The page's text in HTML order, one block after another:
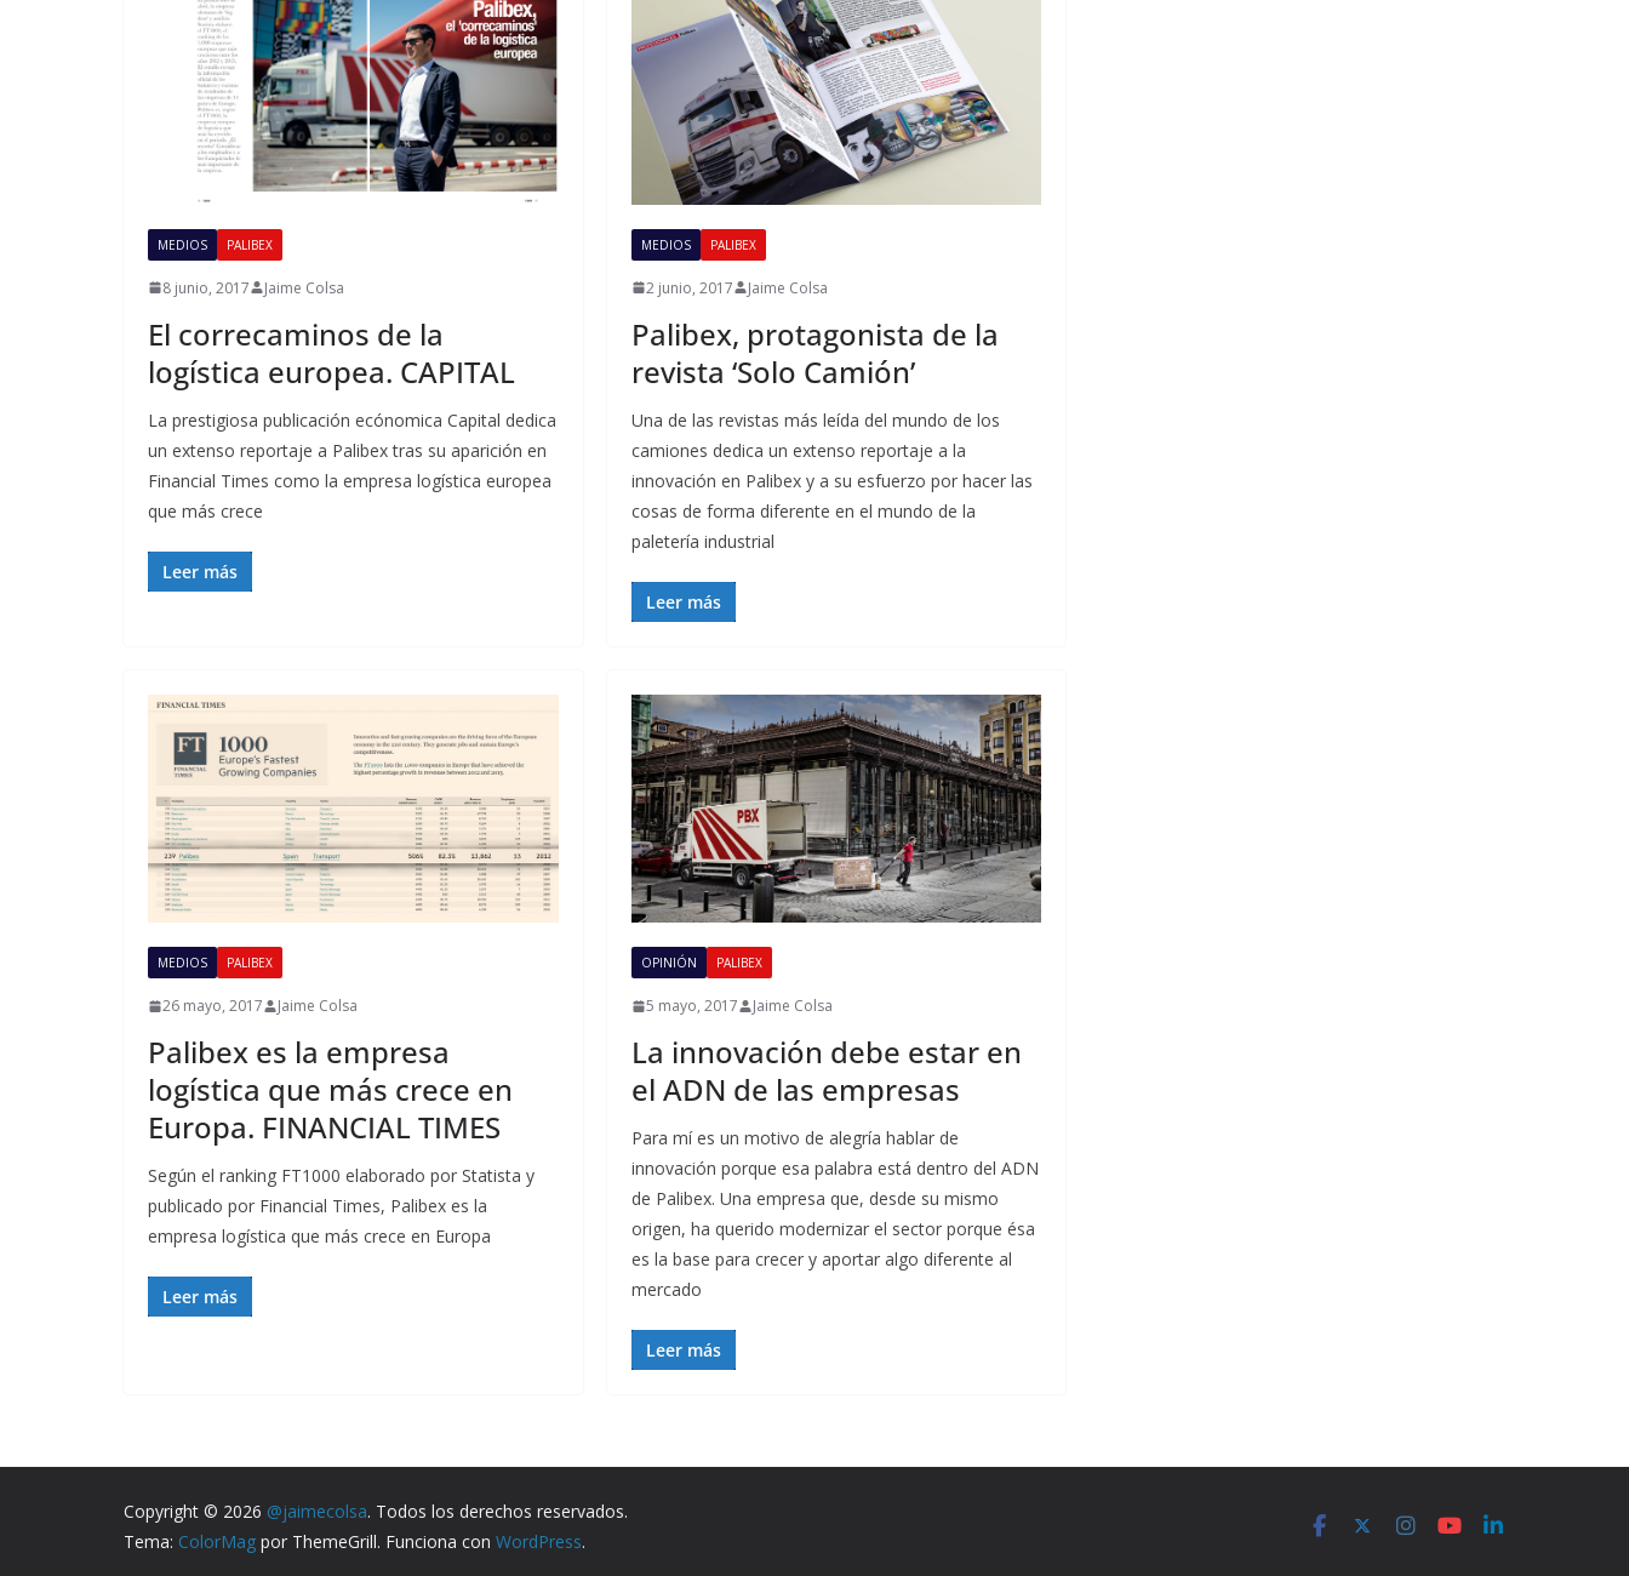
MEDIOS PALIBEX
8 junio, 2017 Jaime Colsa
El correcaminos de la
logística europea. CAPITAL
La prestigiosa publicación ecónomica Capital dedica
un extenso reportaje a Palibex tras su aparición en
Financial Times como la empresa logística europea
que más crece
Leer más
MEDIOS PALIBEX
2 junio, 2017 Jaime Colsa
Palibex, protagonista de la
revista ‘Solo Camión’
Una de las revistas más leída del mundo de los
camiones dedica un extenso reportaje a la
innovación en Palibex y a su esfuerzo por hacer las
cosas de forma diferente en el mundo de la
paletería industrial
Leer más
MEDIOS PALIBEX
26 mayo, 2017 Jaime Colsa
Palibex es la empresa
logística que más crece en
Europa. FINANCIAL TIMES
Según el ranking FT1000 elaborado por Statista y
publicado por Financial Times, Palibex es la
empresa logística que más crece en Europa
Leer más
OPINIÓN PALIBEX
5 mayo, 2017 Jaime Colsa
La innovación debe estar en
el ADN de las empresas
Para mí es un motivo de alegría hablar de
innovación porque esa palabra está dentro del ADN
de Palibex. Una empresa que, desde su mismo
origen, ha querido modernizar el sector porque ésa
es la base para crecer y aportar algo diferente al
mercado
Leer más
Copyright © 2026 @jaimecolsa. Todos los derechos reservados.
Tema: ColorMag por ThemeGrill. Funciona con WordPress.